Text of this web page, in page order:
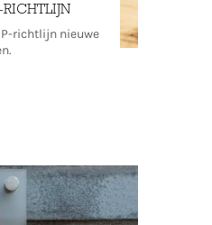
richtlijn nieuwe